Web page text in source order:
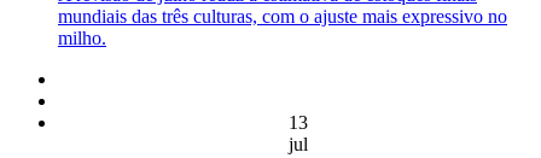
mundiais das três culturas, com o ajuste mais expressivo no
milho.
13
jul